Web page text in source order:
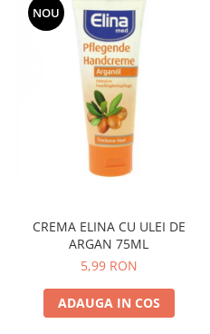
NOU
CREMA ELINA CU ULEI DE
ARGAN 75ML
5,99 RON
ADAUGA IN COS